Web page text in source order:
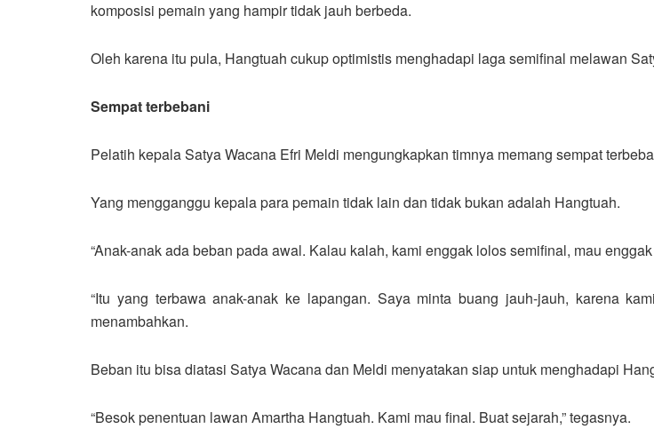
komposisi pemain yang hampir tidak jauh berbeda.
Oleh karena itu pula, Hangtuah cukup optimistis menghadapi laga semifinal melawan
Sempat terbebani
Pelatih kepala Satya Wacana Efri Meldi mengungkapkan timnya memang sempat
Yang mengganggu kepala para pemain tidak lain dan tidak bukan adalah Hangtuah.
“Anak-anak ada beban pada awal. Kalau kalah, kami enggak lolos semifinal, mau
“Itu yang terbawa anak-anak ke lapangan. Saya minta buang jauh-jauh, karena
menambahkan.
Beban itu bisa diatasi Satya Wacana dan Meldi menyatakan siap untuk menghadapi
“Besok penentuan lawan Amartha Hangtuah. Kami mau final. Buat sejarah,” tegasnya.